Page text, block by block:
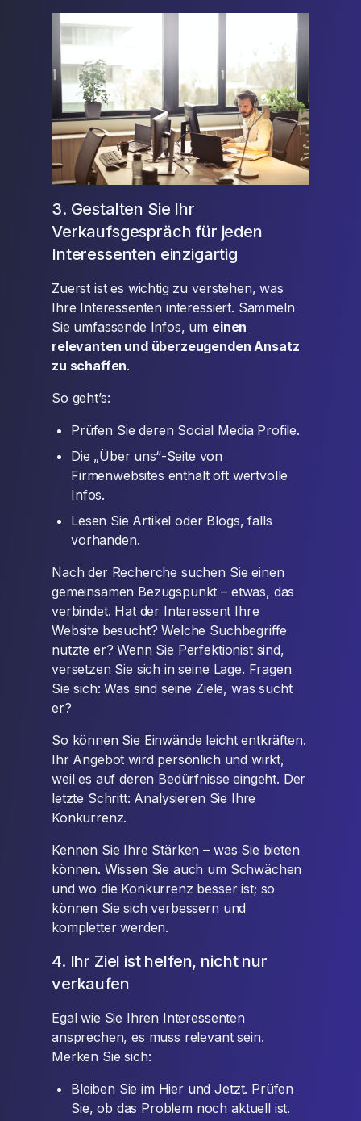
3. Gestalten Sie Ihr
Verkaufsgespräch für jeden
Interessenten einzigartig
Zuerst ist es wichtig zu verstehen, was
Ihre Interessenten interessiert. Sammeln
Sie umfassende Infos, um einen
relevanten und überzeugenden Ansatz
zu schaffen.
So geht’s:
Prüfen Sie deren Social Media Profile.
Die „Über uns“-Seite von
Firmenwebsites enthält oft wertvolle
Infos.
Lesen Sie Artikel oder Blogs, falls
vorhanden.
Nach der Recherche suchen Sie einen
gemeinsamen Bezugspunkt – etwas, das
verbindet. Hat der Interessent Ihre
Website besucht? Welche Suchbegriffe
nutzte er? Wenn Sie Perfektionist sind,
versetzen Sie sich in seine Lage. Fragen
Sie sich: Was sind seine Ziele, was sucht
er?
So können Sie Einwände leicht entkräften.
Ihr Angebot wird persönlich und wirkt,
weil es auf deren Bedürfnisse eingeht. Der
letzte Schritt: Analysieren Sie Ihre
Konkurrenz.
Kennen Sie Ihre Stärken – was Sie bieten
können. Wissen Sie auch um Schwächen
und wo die Konkurrenz besser ist; so
können Sie sich verbessern und
kompletter werden.
4. Ihr Ziel ist helfen, nicht nur
verkaufen
Egal wie Sie Ihren Interessenten
ansprechen, es muss relevant sein.
Merken Sie sich:
Bleiben Sie im Hier und Jetzt. Prüfen
Sie, ob das Problem noch aktuell ist.